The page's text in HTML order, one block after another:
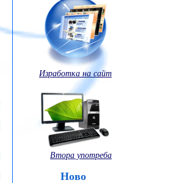
Изработка на сайт
Втора употреба
Ново